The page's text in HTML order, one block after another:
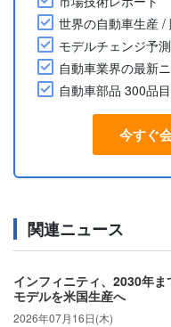
世界の自動車生産 /
モデルチェンジ予測
自動車業界の最新
自動車部品 300品
今すぐ
関連ニュース
インフィニティ、2030年
モデルを米国生産へ
2026年07月16日(木)